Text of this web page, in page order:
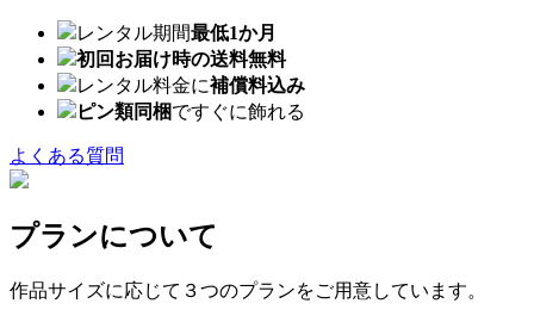
レンタル期間最低1か月
初回お届け時の送料無料
レンタル料金に補償料込み
ピン類同梱ですぐに飾れる
よくある質問
プランについて
作品サイズに応じて３つのプランをご用意しています。